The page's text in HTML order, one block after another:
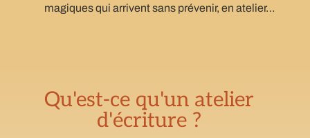
magiques qui arrivent sans prévenir, en atelier…
Qu'est-ce qu'un atelier
d'écriture ?